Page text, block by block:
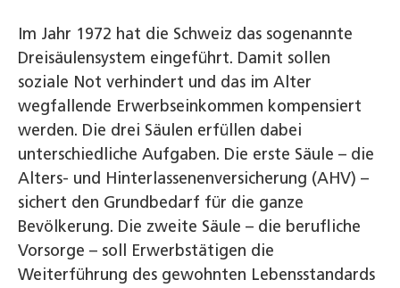
Im Jahr 1972 hat die Schweiz das sogenannte
Dreisäulensystem eingeführt. Damit sollen
soziale Not verhindert und das im Alter
wegfallende Erwerbseinkommen kompensiert
werden. Die drei Säulen erfüllen dabei
unterschiedliche Aufgaben. Die erste Säule – die
Alters- und Hinterlassenenversicherung (AHV) –
sichert den Grundbedarf für die ganze
Bevölkerung. Die zweite Säule – die berufliche
Vorsorge – soll Erwerbstätigen die
Weiterführung des gewohnten Lebensstandards